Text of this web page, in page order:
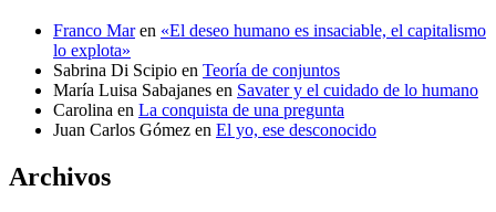
Franco Maren «El deseo humano es insaciable, el capitalismo
lo explota»
Sabrina Di Scipio en Teoría de conjuntos
María Luisa Sabajanes en Savater y el cuidado de lo humano
Carolina en La conquista de una pregunta
Juan Carlos Gómez en El yo, ese desconocido
Archivos